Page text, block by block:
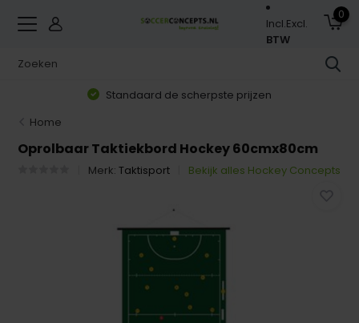
Incl.Excl.
BTW
0
Standaard de scherpste prijzen
Home
Oprolbaar Taktiekbord Hockey 60cmx80cm
Merk:Taktisport Bekijk alles Hockey Concepts